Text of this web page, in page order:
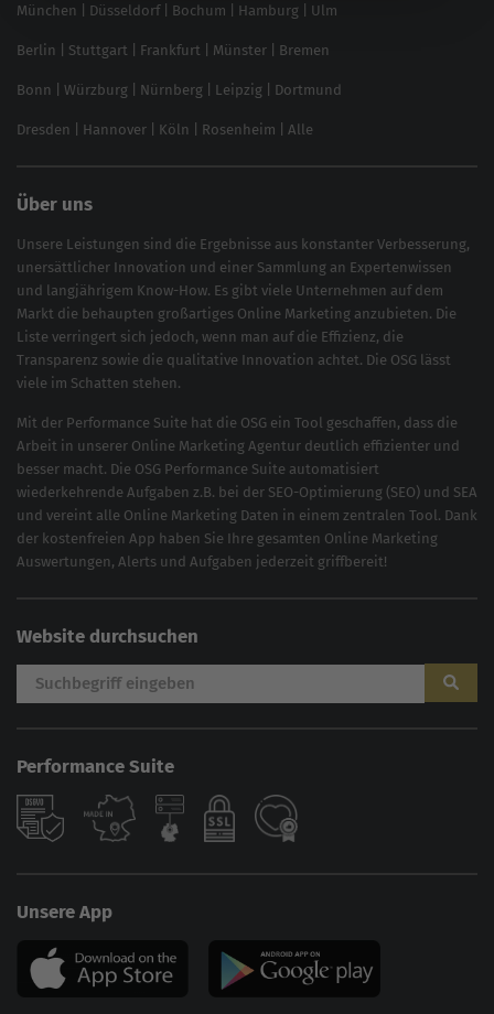
Local SEO
SEO für Online Shops
Brand Monitoring 2025
München Düsseldorf| Bochum Hamburg Ulm
Berlin Stuttgart Frankfurt Münster Bremen
Bonn Würzburg Nürnberg Leipzig Dortmund
Dresden Hannover Köln Rosenheim Alle
Über uns
Unsere Leistungen sind die Ergebnisse aus konstanter Verbesserung,
unersättlicher Innovation und einer Sammlung an Expertenwissen
und langjährigem Know-How. Es gibt viele Unternehmen auf dem
Markt die behaupten großartiges Online Marketing anzubieten. Die
Liste verringert sich jedoch, wenn man auf die Effizienz, die
Transparenz sowie die qualitative Innovation achtet. Die OSG lässt
viele im Schatten stehen.
Mit der Performance Suite hat die OSG ein Tool geschaffen, dass die
Arbeit in unserer Online Marketing Agentur deutlich effizienter und
besser macht. Die OSG Performance Suite automatisiert
wiederkehrende Aufgaben z.B. bei der SEO-Optimierung (SEO) und SEA
und vereint alle Online Marketing Daten in einem zentralen Tool. Dank
der kostenfreien App haben Sie Ihre gesamten Online Marketing
Auswertungen, Alerts und Aufgaben jederzeit griffbereit!
Website durchsuchen
Performance Suite
Unsere App
GmbH. 👋